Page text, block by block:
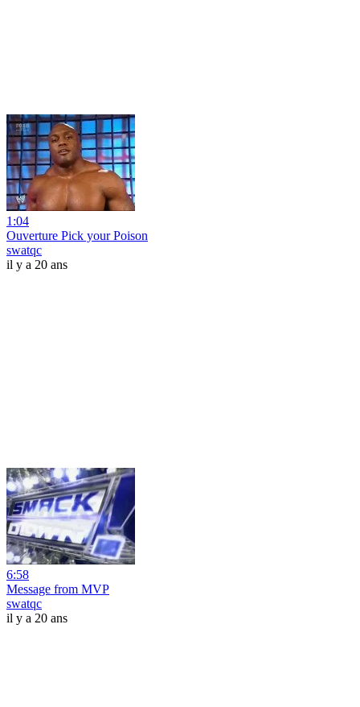
1:04
Ouverture Pick your Poison
swatqc
il y a 20 ans
6:58
Message from MVP
swatqc
il y a 20 ans